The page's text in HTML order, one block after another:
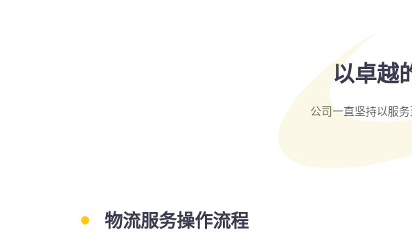
以卓越
公司一直坚持以服
物流服务操作流程